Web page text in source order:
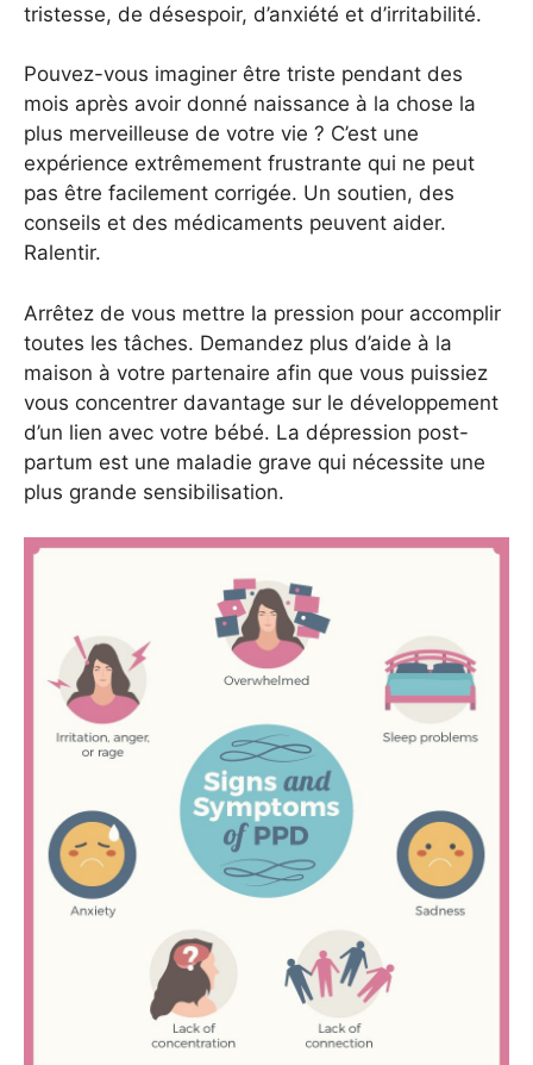
tristesse, de désespoir, d’anxiété et d’irritabilité.
Pouvez-vous imaginer être triste pendant des
mois après avoir donné naissance à la chose la
plus merveilleuse de votre vie ? C’est une
expérience extrêmement frustrante qui ne peut
pas être facilement corrigée. Un soutien, des
conseils et des médicaments peuvent aider.
Ralentir.
Arrêtez de vous mettre la pression pour accomplir
toutes les tâches. Demandez plus d’aide à la
maison à votre partenaire afin que vous puissiez
vous concentrer davantage sur le développement
d’un lien avec votre bébé. La dépression post-
partum est une maladie grave qui nécessite une
plus grande sensibilisation.